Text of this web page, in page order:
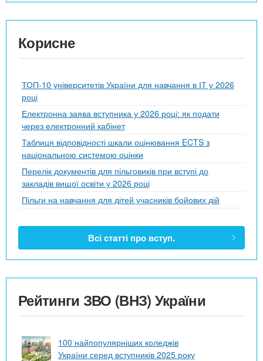
Корисне
ТОП-10 університетів України для навчання в ІТ у 2026
році
Електронна заява вступника у 2026 році: як подати
через електронний кабінет
Таблиця відповідності шкали оцінювання ECTS з
національною системою оцінки
Перелік документів для пільговиків при вступі до
закладів вищої освіти у 2026 році
Пільги на навчання для дітей учасників бойових дій
Всі статті про вступ.
Рейтинги ЗВО (ВНЗ) України
100 найпопулярніших коледжів
України серед вступників 2025 року